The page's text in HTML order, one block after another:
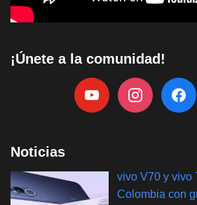
¡Únete a la comunidad!
Noticias
vivo V70 y vivo
Colombia con